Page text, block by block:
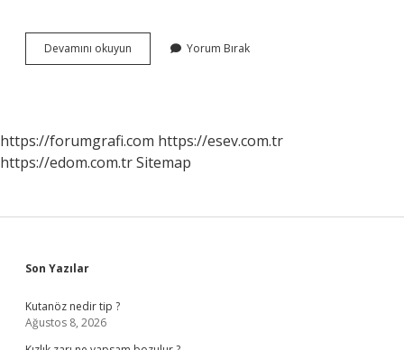
Devamını okuyun
Bozukluğu
Yorum Bırak
https://forumgrafi.com https://esev.com.tr
https://edom.com.trSitemap
Sidebar
Son Yazılar
Kutanöz nedir tip ?
Ağustos 8, 2026